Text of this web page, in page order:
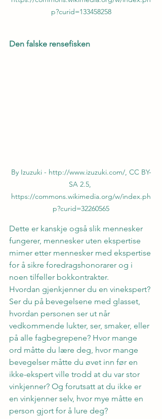
p?curid=133458258
Den falske rensefisken
By Izuzuki - http://www.izuzuki.com/, CC BY-
SA 2.5,
https://commons.wikimedia.org/w/index.ph
p?curid=32260565
Dette er kanskje også slik mennesker
fungerer, mennesker uten ekspertise
mimer etter mennesker med ekspertise
for å sikre foredragshonorarer og i
noen tilfeller bokkontrakter.
Hvordan gjenkjenner du en vinekspert?
Ser du på bevegelsene med glasset,
hvordan personen ser ut når
vedkommende lukter, ser, smaker, eller
på alle fagbegrepene? Hvor mange
ord måtte du lære deg, hvor mange
bevegelser måtte du øvet inn før en
ikke-ekspert ville trodd at du var stor
vinkjenner? Og forutsatt at du ikke er
en vinkjenner selv, hvor mye måtte en
person gjort for å lure deg?